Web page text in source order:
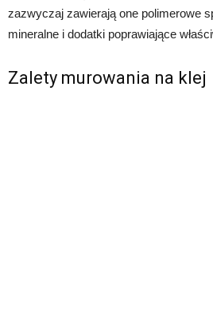
zazwyczaj zawierają one polimerowe
mineralne i dodatki poprawiające
Zalety murowania na klej